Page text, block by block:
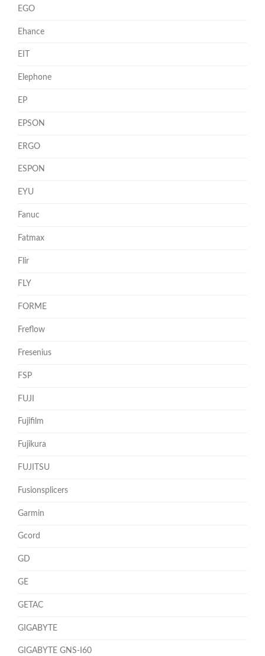
EGO
Ehance
EIT
Elephone
EP
EPSON
ERGO
ESPON
EYU
Fanuc
Fatmax
Flir
FLY
FORME
Freflow
Fresenius
FSP
FUJI
Fujifilm
Fujikura
FUJITSU
Fusionsplicers
Garmin
Gcord
GD
GE
GETAC
GIGABYTE
GIGABYTE GNS-I60